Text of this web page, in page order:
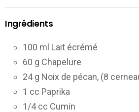
Ingrédients
100 ml Lait écrémé
60 g Chapelure
24 g Noix de pécan, (8
1 cc Paprika
1/4 cc Cumin